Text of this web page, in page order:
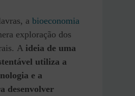
a bioeconomia
exploração dos
A ideia de uma
utiliza a
e a
desenvolver